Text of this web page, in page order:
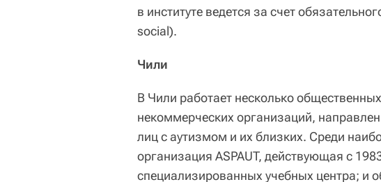
в институте ведется за счет
social).
Чили
В Чили работает несколько
некоммерческих организаций,
лиц с аутизмом и их близких. Среди
организация ASPAUT, действующая с
специализированных учебных центра; и